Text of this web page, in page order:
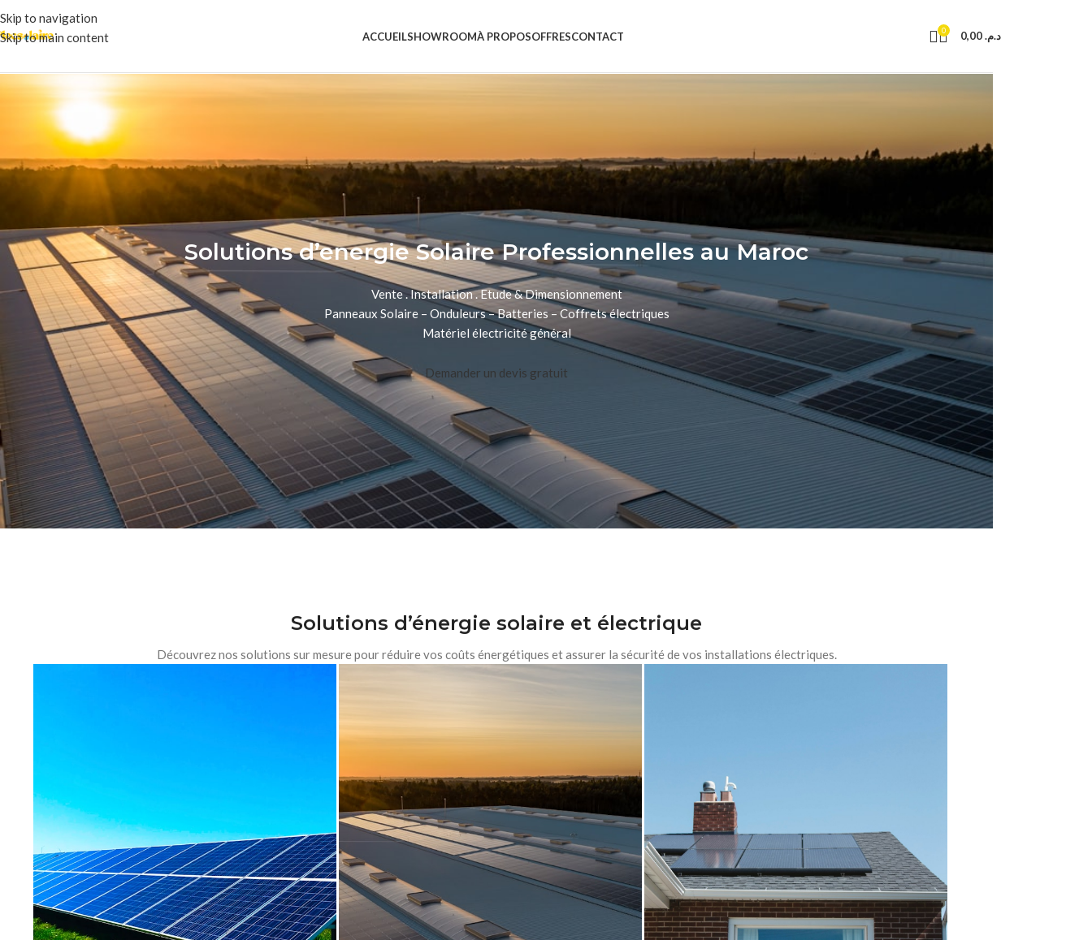
Skip to navigation
Skip to main content
ACCUEILSHOWROOMÀ PROPOSOFFRESCONTACT 0 د.م.
Solutions d’energie Solaire Professionnelles au Maroc
Vente . Installation . Etude & Dimensionnement
Panneaux Solaire – Onduleurs – Batteries – Coffrets électriques
Matériel électricité général
Demander un devis gratuit
Solutions d’énergie solaire et électrique
Découvrez nos solutions sur mesure pour réduire vos coûts énergétiques et assurer la sécurité de vos installations électriques.